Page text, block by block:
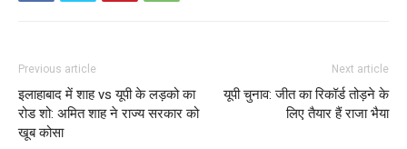
Previous article
इलाहाबाद में शाह vs यूपी के लड़को का
रोड शो: अमित शाह ने राज्य सरकार को
खूब कोसा
Next article
यूपी चुनाव: जीत का रिकॉर्ड तोड़ने के
लिए तैयार हैं राजा भैया